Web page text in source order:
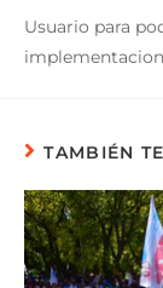
Usuario para
TAMBIÉN